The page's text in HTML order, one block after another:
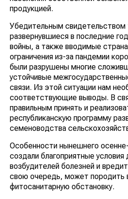
продукцией.
Убедительным свидетельством
развернувшиеся в последние
войны, а также вводимые
ограничения из-за пандемии
были разрушены многие
устойчивые
связи. Из этой ситуации нам
соответствующие выводы. В
правильным принять и
республиканскую программу
семеноводства
Особенности нынешнего
создали благоприятные условия
возбудителей болезней и
свою очередь, может
фитосанитарную обстановку.